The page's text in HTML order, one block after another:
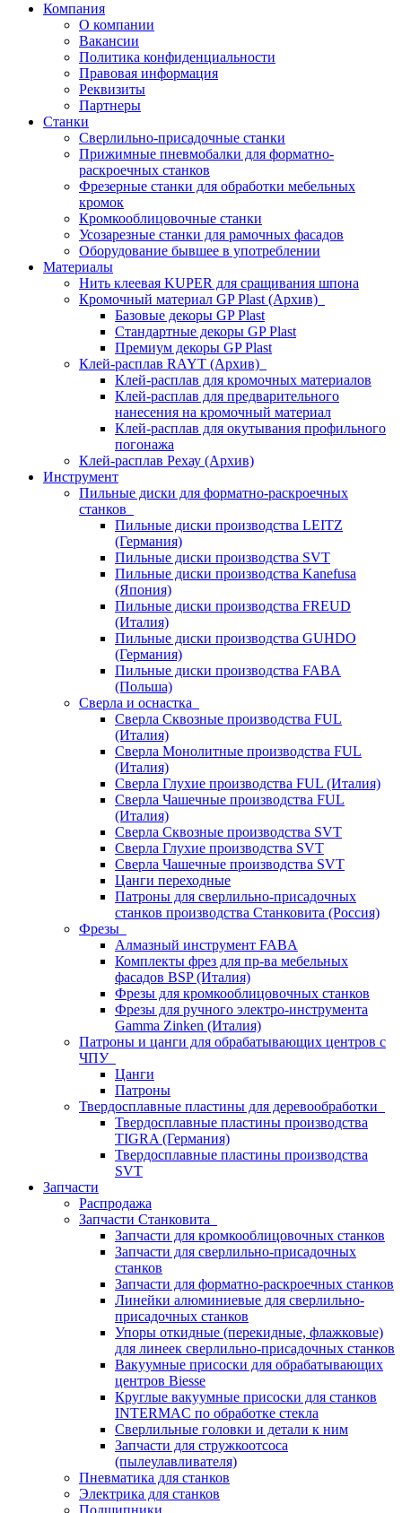
Компания
О компании
Вакансии
Политика конфиденциальности
Правовая информация
Реквизиты
Партнеры
Станки
Сверлильно-присадочные станки
Прижимные пневмобалки для форматно-
раскроечных станков
Фрезерные станки для обработки мебельных
кромок
Кромкооблицовочные станки
Усозарезные станки для рамочных фасадов
Оборудование бывшее в употреблении
Материалы
Нить клеевая KUPER для сращивания шпона
Кромочный материал GP Plast (Архив)
Базовые декоры GP Plast
Стандартные декоры GP Plast
Премиум декоры GP Plast
Клей-расплав RAYT (Архив)
Клей-расплав для кромочных материалов
Клей-расплав для предварительного
нанесения на кромочный материал
Клей-расплав для окутывания профильного
погонажа
Клей-расплав Рехау (Архив)
Инструмент
Пильные диски для форматно-раскроечных
станков
Пильные диски производства LEITZ
(Германия)
Пильные диски производства SVT
Пильные диски производства Kanefusa
(Япония)
Пильные диски производства FREUD
(Италия)
Пильные диски производства GUHDO
(Германия)
Пильные диски производства FABA
(Польша)
Сверла и оснастка
Сверла Сквозные производства FUL
(Италия)
Сверла Монолитные производства FUL
(Италия)
Сверла Глухие производства FUL (Италия)
Сверла Чашечные производства FUL
(Италия)
Сверла Сквозные производства SVT
Сверла Глухие производства SVT
Сверла Чашечные производства SVT
Цанги переходные
Патроны для сверлильно-присадочных
станков производства Станковита (Россия)
Фрезы
Алмазный инструмент FABA
Комплекты фрез для пр-ва мебельных
фасадов BSP (Италия)
Фрезы для кромкооблицовочных станков
Фрезы для ручного электро-инструмента
Gamma Zinken (Италия)
Патроны и цанги для обрабатывающих центров с
ЧПУ
Цанги
Патроны
Твердосплавные пластины для деревообработки
Твердосплавные пластины производства
TIGRA (Германия)
Твердосплавные пластины производства
SVT
Запчасти
Распродажа
Запчасти Станковита
Запчасти для кромкооблицовочных станков
Запчасти для сверлильно-присадочных
станков
Запчасти для форматно-раскроечных станков
Линейки алюминиевые для сверлильно-
присадочных станков
Упоры откидные (перекидные, флажковые)
для линеек сверлильно-присадочных станков
Вакуумные присоски для обрабатывающих
центров Biesse
Круглые вакуумные присоски для станков
INTERMAC по обработке стекла
Сверлильные головки и детали к ним
Запчасти для стружкоотсоса
(пылеулавливателя)
Пневматика для станков
Электрика для станков
Подшипники